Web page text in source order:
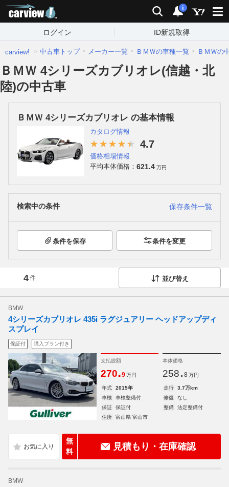
検索 通知
i
ログイン ID新規取得
carview! 中古車トップ メーカー一覧 ＢＭＷの車種一覧 ＢＭＷの
ＢＭＷ 4シリーズカブリオレ(信越・北
陸)の中古車
ＢＭＷ 4シリーズカブリオレ の基本情報
カタログ情報
4.7
価格相場情報
平均本体価格： 621.4 万円
検索中の条件 保存条件一覧
条件を保存 条件を変更
4件 並び替え
BMW
4シリーズカブリオレ 435i ラグジュアリー ヘッドアップディ
スプレイ
保証付 購入プラン付き
支払総額
270.9 万円
本体価格
258. 8 万円
年式 2015年 走行
3.7万km
車検
車検整備付 修復
なし
保証
保証付 整備
法定整備付
住所
富山県 富山市
無
料
見積もり・在庫確認
BMW